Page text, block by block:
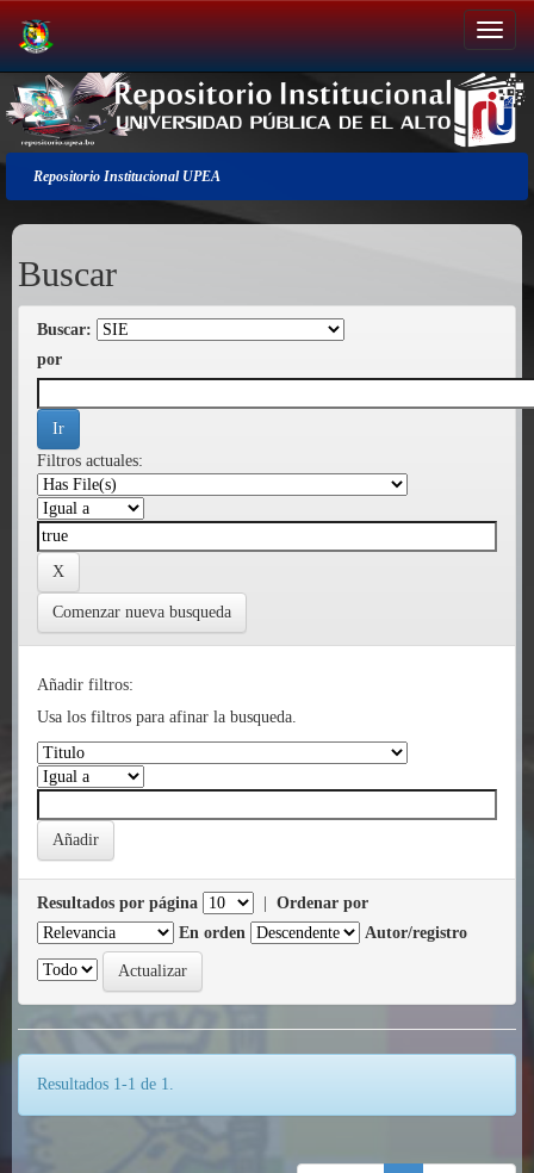
Salir
de
la
navegación
Repositorio Institucional UPEA
Buscar
Buscar:
por
Filtros actuales:
Comenzar nueva busqueda
Añadir filtros:
Usa los filtros para afinar la busqueda.
Resultados por página
Ordenar por
En orden
Autor/registro
Resultados 1-1 de 1.